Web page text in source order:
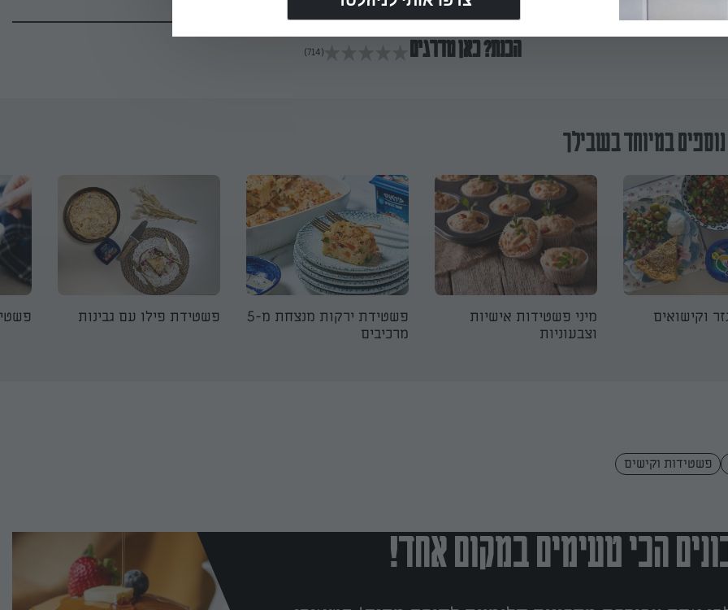
הכנת? כאן מדרגים (714)
במיוחד בשבילך
וקישואים
מיני פשטידות אישיות
וצבעוניות
פשטידת ירקות מנצחת מ-5
מרכיבים
פשטידת פילו עם גבינות
פשטידות וקישים
הכי טעימים במקום אחד!